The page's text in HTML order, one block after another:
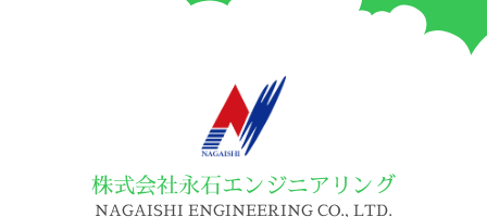
株式会社永石エンジニアリング
NAGAISHI ENGINEERING CO., LTD.